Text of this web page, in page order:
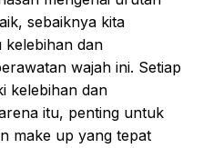
sebaiknya kita
kelebihan dan
wajah ini. Setiap
kelebihan dan
itu, penting untuk
make up yang tepat